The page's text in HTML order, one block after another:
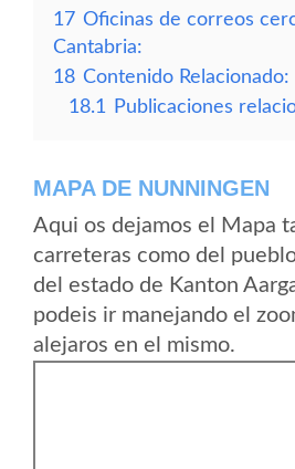
17 Oficinas de correos
Cantabria:
18 Contenido Relacionado:
18.1
Publicaciones
MAPA DE NUNNINGEN
Aqui os dejamos el Mapa
carreteras como del
del estado de Kanton
podeis ir manejando el
alejaros en el mismo.